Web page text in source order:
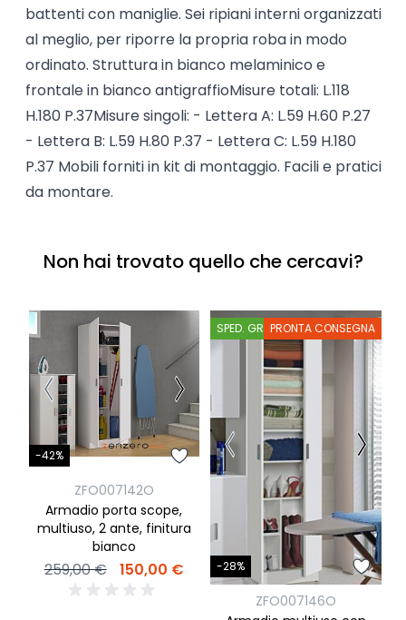
battenti con maniglie. Sei ripiani interni organizzati
al meglio, per riporre la propria roba in modo
ordinato. Struttura in bianco melaminico e
frontale in bianco antigraffioMisure totali: L.118
H.180 P.37Misure singoli: - Lettera A: L.59 H.60 P.27
- Lettera B: L.59 H.80 P.37 - Lettera C: L.59 H.180
P.37 Mobili forniti in kit di montaggio. Facili e pratici
da montare.
Non hai trovato quello che cercavi?
-42%
ZFO007142O
Armadio porta scope,
multiuso, 2 ante, finitura
bianco
259,00 € 150,00 €
SPED. GRATISPRONTA CONSEGNA
-28%
ZFO007146O